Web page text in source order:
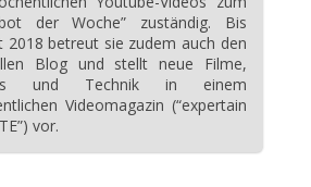
der Woche” zuständig. Bis
2018 betreut sie zudem auch den
Blog und stellt neue Filme,
und Technik in einem
Videomagazin (“expertain
vor.